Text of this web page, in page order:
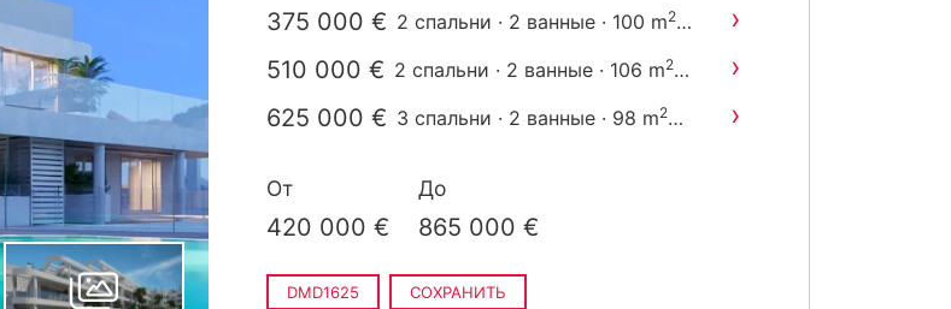
375 000 € 2 спальни · 2 ванные · 100 m2 ›
510 000 € 2 спальни · 2 ванные · 106 m2 ›
625 000 € 3 спальни · 2 ванные · 98 m2 ›
построен
835 000 € 4 спальни · 3 ванные · 154 m
построен
От
420 000 €
До
865 000 €
DMD1625 СОХРАНИТЬ